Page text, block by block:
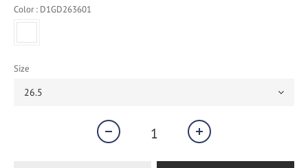
Color : D1GD263601
Size